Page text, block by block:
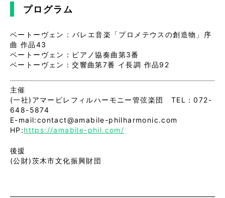
プログラム
ベートーヴェン : バレエ音楽「プロメテウスの創造物」序
曲 作品43
ベートーヴェン：ピアノ協奏曲第3番
ベートーヴェン：交響曲第7番 イ長調 作品92
主催
(一社)アマービレフィルハーモニー管弦楽団 TEL：072-
648-5874
E-mail:contact@amabile-philharmonic.com
HP:https://amabile-phil.com/
後援
(公財)茨木市文化振興財団